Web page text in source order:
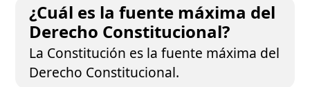
¿Cuál es la fuente máxima del
Derecho Constitucional?
La Constitución es la fuente máxima del
Derecho Constitucional.